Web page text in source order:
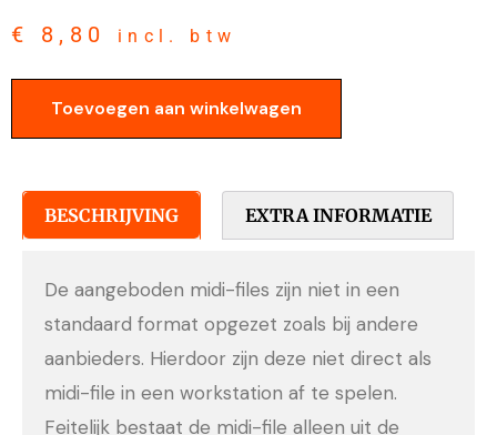
€ 8,80 incl. btw
Toevoegen aan winkelwagen
BESCHRIJVING EXTRA INFORMATIE
De aangeboden midi-files zijn niet in een
standaard format opgezet zoals bij andere
aanbieders. Hierdoor zijn deze niet direct als
midi-file in een workstation af te spelen.
Feitelijk bestaat de midi-file alleen uit de